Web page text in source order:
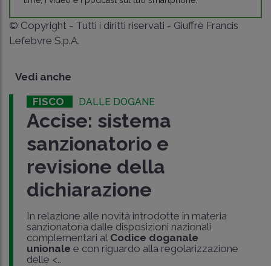
© Copyright - Tutti i diritti riservati - Giuffrè Francis
Lefebvre S.p.A.
Vedi anche
FISCO DALLE DOGANE
Accise: sistema
sanzionatorio e
revisione della
dichiarazione
In relazione alle novità introdotte in materia
sanzionatoria dalle disposizioni nazionali
complementari al Codice doganale
unionale e con riguardo alla regolarizzazione
delle <..